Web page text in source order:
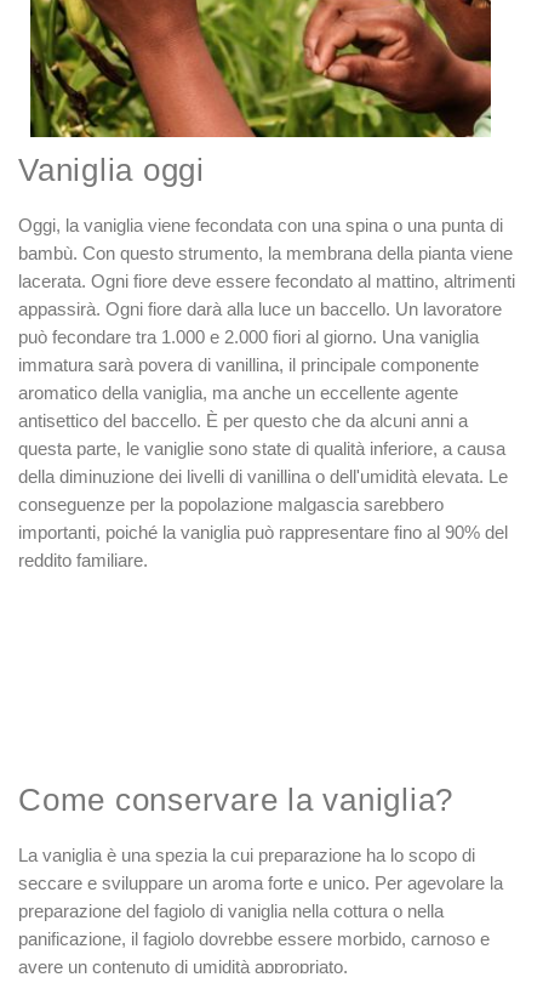
Vaniglia oggi
Oggi, la vaniglia viene fecondata con una spina o una punta di
bambù. Con questo strumento, la membrana della pianta viene
lacerata. Ogni fiore deve essere fecondato al mattino, altrimenti
appassirà. Ogni fiore darà alla luce un baccello. Un lavoratore
può fecondare tra 1.000 e 2.000 fiori al giorno. Una vaniglia
immatura sarà povera di vanillina, il principale componente
aromatico della vaniglia, ma anche un eccellente agente
antisettico del baccello. È per questo che da alcuni anni a
questa parte, le vaniglie sono state di qualità inferiore, a causa
della diminuzione dei livelli di vanillina o dell'umidità elevata. Le
conseguenze per la popolazione malgascia sarebbero
importanti, poiché la vaniglia può rappresentare fino al 90% del
reddito familiare.
Come conservare la vaniglia?
La vaniglia è una spezia la cui preparazione ha lo scopo di
seccare e sviluppare un aroma forte e unico. Per agevolare la
preparazione del fagiolo di vaniglia nella cottura o nella
panificazione, il fagiolo dovrebbe essere morbido, carnoso e
avere un contenuto di umidità appropriato.